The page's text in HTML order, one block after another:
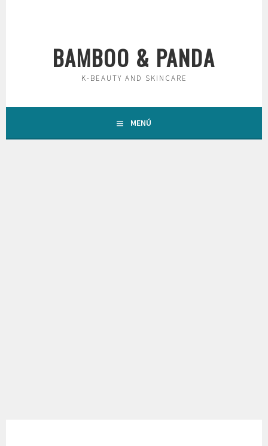
BAMBOO & PANDA
K-BEAUTY AND SKINCARE
MENÚ